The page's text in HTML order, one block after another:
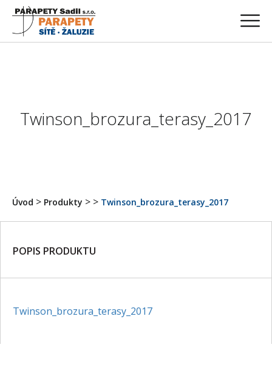
Twinson_brozura_terasy_2017
Úvod > Produkty > > Twinson_brozura_terasy_2017
POPIS PRODUKTU
Twinson_brozura_terasy_2017